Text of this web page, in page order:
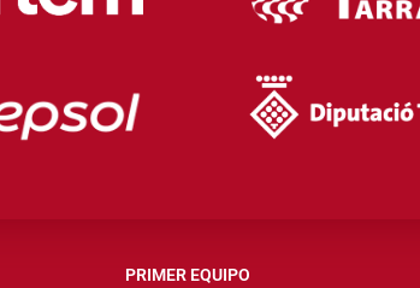
PRIMER EQUIPO